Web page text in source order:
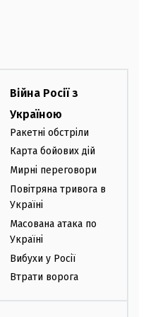
Війна Росії з
Україною
Ракетні обстріли
Карта бойових дій
Мирні переговори
Повітряна тривога в
Україні
Масована атака по
Україні
Вибухи у Росії
Втрати ворога